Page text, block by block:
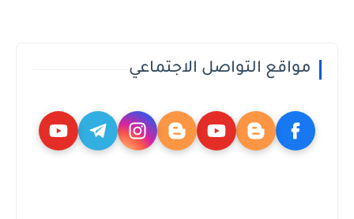
مواقع التواصل الاجتماعي